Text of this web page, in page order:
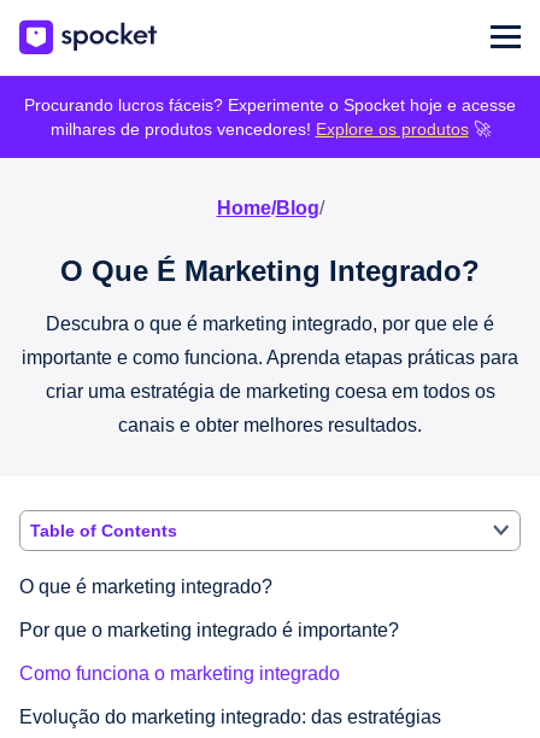
Procurando lucros fáceis? Experimente o Spocket hoje e acesse
milhares de produtos vencedores! Explore os produtos🚀
Home/Blog/
O Que É Marketing Integrado?
Descubra o que é marketing integrado, por que ele é
importante e como funciona. Aprenda etapas práticas para
criar uma estratégia de marketing coesa em todos os
canais e obter melhores resultados.
Table of Contents
O que é marketing integrado?
Por que o marketing integrado é importante?
Como funciona o marketing integrado
Evolução do marketing integrado: das estratégias